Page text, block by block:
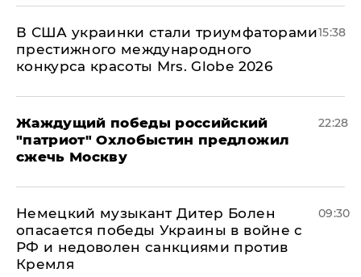
В США украинки стали триумфаторами
престижного международного
конкурса красоты Mrs. Globe 2026
15:38
Жаждущий победы российский
"патриот" Охлобыстин предложил
сжечь Москву
22:28
Немецкий музыкант Дитер Болен
опасается победы Украины в войне с
РФ и недоволен санкциями против
Кремля
09:30